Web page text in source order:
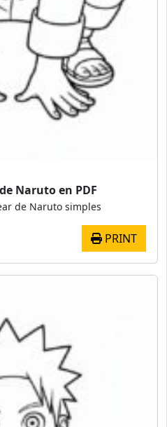
Naruto en PDF
de Naruto simples
PRINT